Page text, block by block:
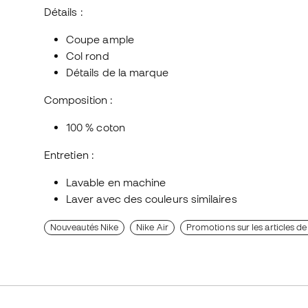
Détails :
Coupe ample
Col rond
Détails de la marque
Composition :
100 % coton
Entretien :
Lavable en machine
Laver avec des couleurs similaires
Nouveautés Nike Nike Air Promotions sur les articles